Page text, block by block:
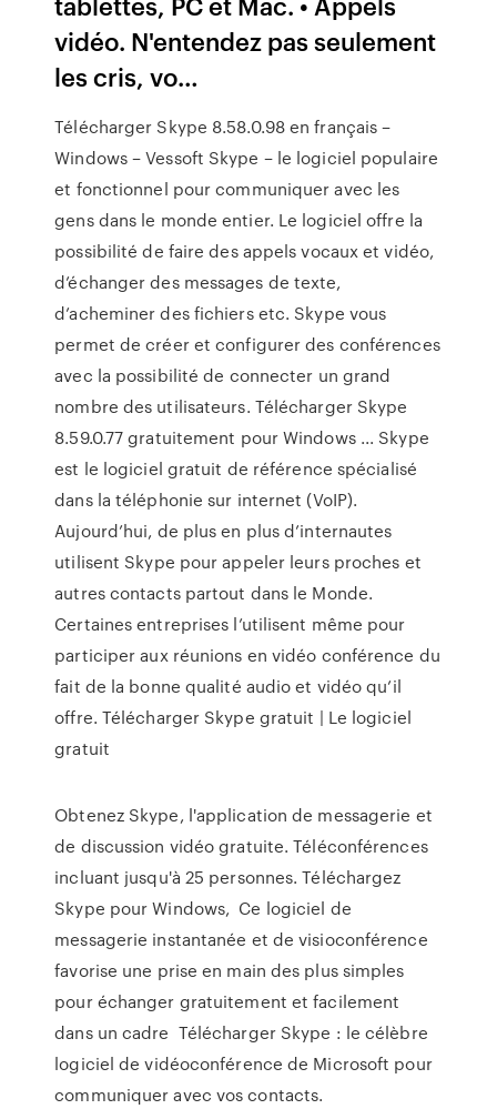
vidéo. N'entendez pas seulement
les cris, vo…
Télécharger Skype 8.58.0.98 en français –
Windows – Vessoft Skype – le logiciel populaire
et fonctionnel pour communiquer avec les
gens dans le monde entier. Le logiciel offre la
possibilité de faire des appels vocaux et vidéo,
d’échanger des messages de texte,
d’acheminer des fichiers etc. Skype vous
permet de créer et configurer des conférences
avec la possibilité de connecter un grand
nombre des utilisateurs. Télécharger Skype
8.59.0.77 gratuitement pour Windows ... Skype
est le logiciel gratuit de référence spécialisé
dans la téléphonie sur internet (VoIP).
Aujourd’hui, de plus en plus d’internautes
utilisent Skype pour appeler leurs proches et
autres contacts partout dans le Monde.
Certaines entreprises l’utilisent même pour
participer aux réunions en vidéo conférence du
fait de la bonne qualité audio et vidéo qu’il
offre. Télécharger Skype gratuit | Le logiciel
gratuit
Obtenez Skype, l'application de messagerie et
de discussion vidéo gratuite. Téléconférences
incluant jusqu'à 25 personnes. Téléchargez
Skype pour Windows, Ce logiciel de
messagerie instantanée et de visioconférence
favorise une prise en main des plus simples
pour échanger gratuitement et facilement
dans un cadre Télécharger Skype : le célèbre
logiciel de vidéoconférence de Microsoft pour
communiquer avec vos contacts.